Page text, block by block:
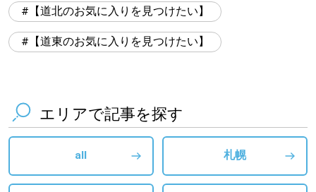
【道北のお気に入りを見つけたい】
【道東のお気に入りを見つけたい】
エリアで記事を探す
all 札幌